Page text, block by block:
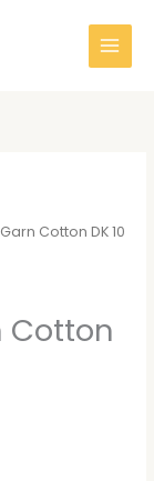
Cotton DK 10
Cotton